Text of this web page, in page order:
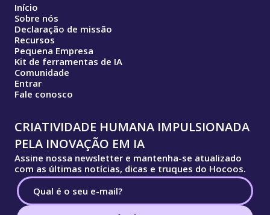
Início
Sobre nós
Declaração de missão
Recursos
Pequena Empresa
Kit de ferramentas de IA
Comunidade
Entrar
Fale conosco
CRIATIVIDADE HUMANA IMPULSIONADA
PELA INOVAÇÃO EM IA
Assine nossa newsletter e mantenha-se atualizado
com as últimas notícias, dicas e truques do Hocoos.